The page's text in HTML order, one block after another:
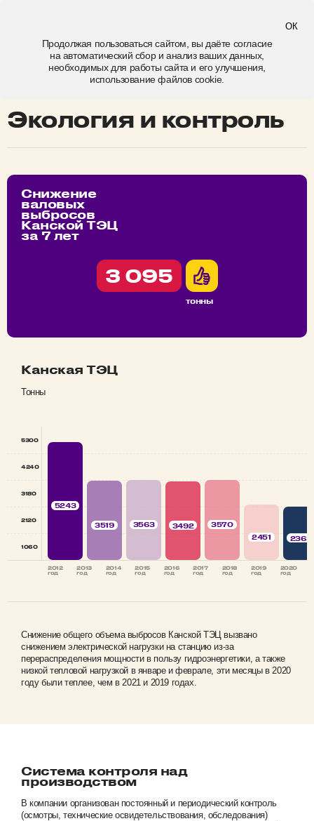
ОК
Продолжая пользоваться сайтом, вы даёте согласие
на автоматический сбор и анализ ваших данных,
необходимых для работы сайта и его улучшения,
использование файлов cookie.
экология и контроль
Экология и контроль
Снижение
валовых
выбросов
Канской ТЭЦ
за 7 лет
3 095
тонны
Канская ТЭЦ
Тонны
1060
2120
3180
4240
5300
5243
3519 3563 3492
3570
2451
2363
2012
год
2013
год
2014
год
2015
год
2016
год
2017
год
2018
год
2019
год
2020
год
Снижение общего объема выбросов Канской ТЭЦ вызвано
снижением электрической нагрузки на станцию из-за
перераспределения мощности в пользу гидроэнергетики, а также
низкой тепловой нагрузкой в январе и феврале, эти месяцы в 2020
году были теплее, чем в 2021 и 2019 годах.
Система контроля над
производством
В компании организован постоянный и периодический контроль
(осмотры, технические освидетельствования, обследования)